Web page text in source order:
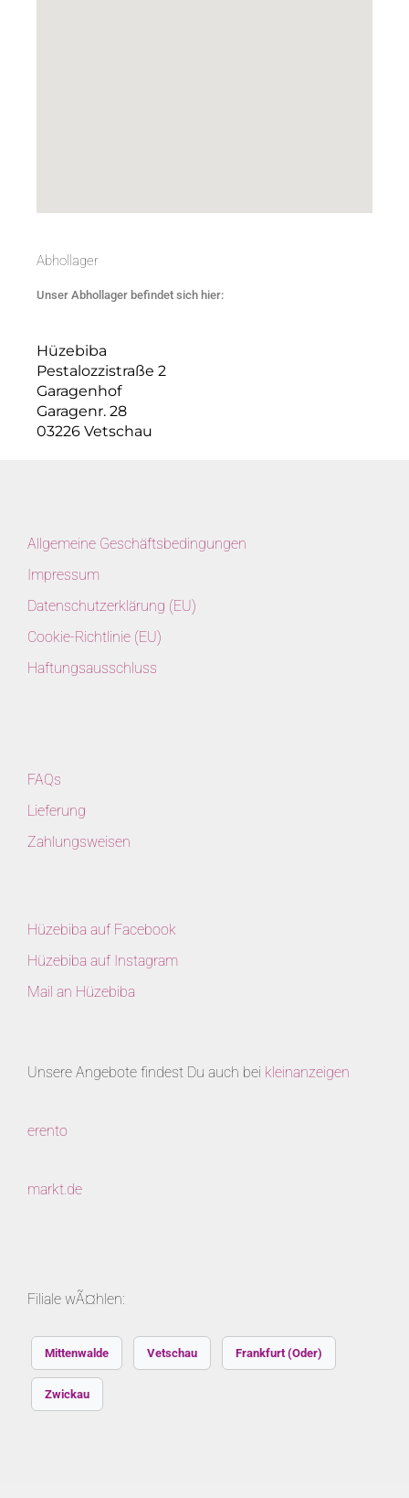
Abhollager
Unser Abhollager befindet sich hier:
Hüzebiba
Pestalozzistraße 2
Garagenhof
Garagenr. 28
03226 Vetschau
Allgemeine Geschäftsbedingungen
Impressum
Datenschutzerklärung (EU)
Cookie-Richtlinie (EU)
Haftungsausschluss
FAQs
Lieferung
Zahlungsweisen
Hüzebiba auf Facebook
Hüzebiba auf Instagram
Mail an Hüzebiba
Unsere Angebote findest Du auch bei kleinanzeigen
erento
markt.de
Filiale wÃ¤hlen:
Mittenwalde Vetschau Frankfurt (Oder)
Zwickau